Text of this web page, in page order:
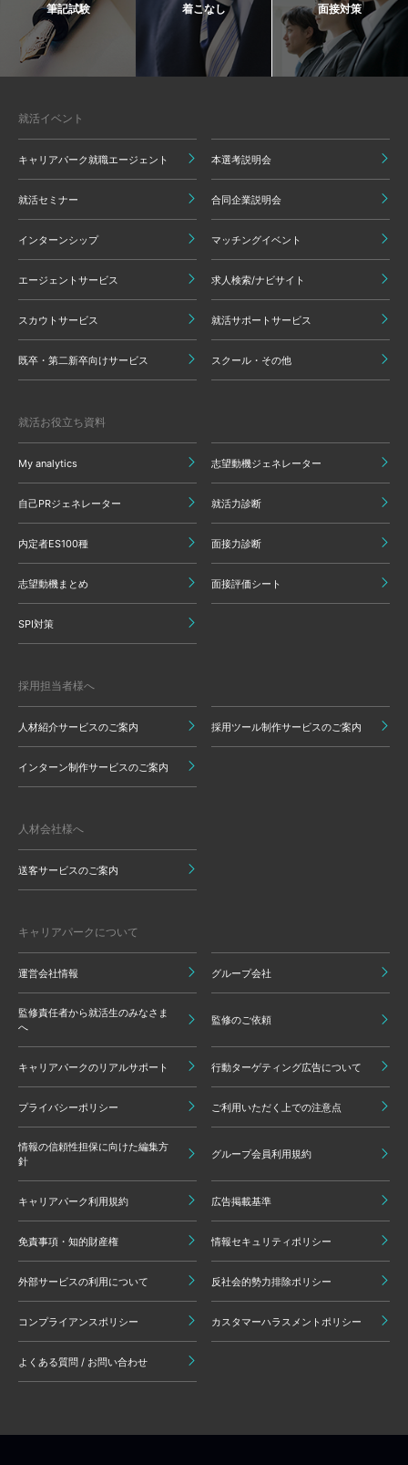
筆記試験 着こなし 面接対策
就活イベント
キャリアパーク就職エージェント 本選考説明会
就活セミナー 合同企業説明会
インターンシップ マッチングイベント
エージェントサービス 求人検索/ナビサイト
スカウトサービス 就活サポートサービス
既卒・第二新卒向けサービス スクール・その他
就活お役立ち資料
My analytics 志望動機ジェネレーター
自己PRジェネレーター 就活力診断
内定者ES100種 面接力診断
志望動機まとめ 面接評価シート
SPI対策
採用担当者様へ
人材紹介サービスのご案内 採用ツール制作サービスのご案内
インターン制作サービスのご案内
人材会社様へ
送客サービスのご案内
キャリアパークについて
運営会社情報 グループ会社
監修責任者から就活生のみなさま
へ
監修のご依頼
キャリアパークのリアルサポート 行動ターゲティング広告について
プライバシーポリシー ご利用いただく上での注意点
情報の信頼性担保に向けた編集方
針
グループ会員利用規約
キャリアパーク利用規約 広告掲載基準
免責事項・知的財産権 情報セキュリティポリシー
外部サービスの利用について 反社会的勢力排除ポリシー
コンプライアンスポリシー カスタマーハラスメントポリシー
よくある質問 / お問い合わせ